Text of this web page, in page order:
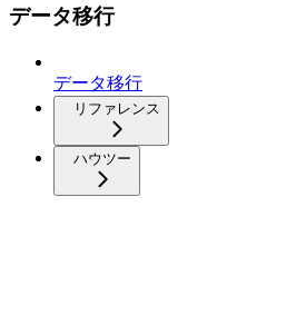
データ移行
データ移行
リファレンス
ハウツー